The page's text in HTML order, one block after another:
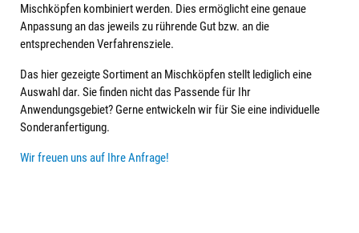
Mischköpfen kombiniert werden. Dies ermöglicht eine genaue
Anpassung an das jeweils zu rührende Gut bzw. an die
entsprechenden Verfahrensziele.
Das hier gezeigte Sortiment an Mischköpfen stellt lediglich eine
Auswahl dar. Sie finden nicht das Passende für Ihr
Anwendungsgebiet? Gerne entwickeln wir für Sie eine individuelle
Sonderanfertigung.
Wir freuen uns auf Ihre Anfrage!